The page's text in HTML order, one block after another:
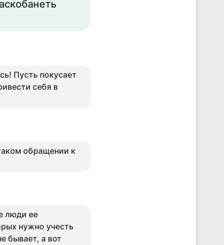
Пусть покусает
себя в
обращении к
люди ее
нужно учесть
бывает, а вот